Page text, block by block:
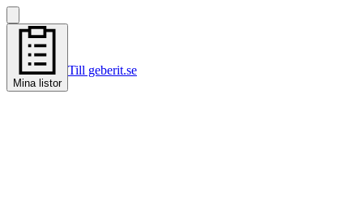
Mina listor
Till geberit.se